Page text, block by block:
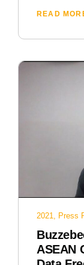
READ
2021, Press
ASEAN